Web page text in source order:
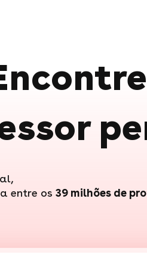
entre os 39 milhões de